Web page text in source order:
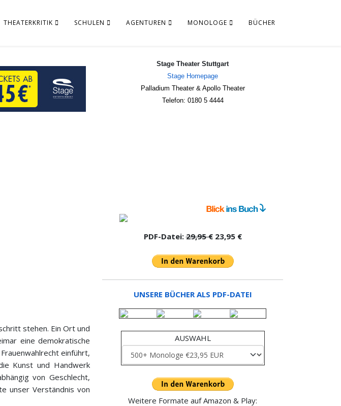
THEATERKRITIK SCHULEN AGENTUREN MONOLOGE BÜCHER
Stage Theater Stuttgart
Stage Homepage
Palladium Theater & Apollo Theater
Telefon: 0180 5 4444
stehen. Ein Ort und
eine demokratische
einführt,
Kunst und Handwerk
von Geschlecht,
unser Verständnis von
PDF-Datei:29,95 €23,95 €
UNSERE BÜCHER ALS PDF-DATEI
AUSWAHL
Weitere Formate auf Amazon & Play: